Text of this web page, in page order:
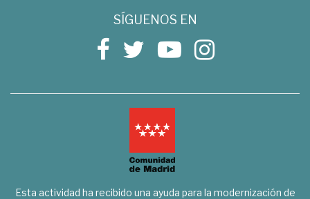
SÍGUENOS EN
Esta actividad ha recibido una ayuda para la modernización de